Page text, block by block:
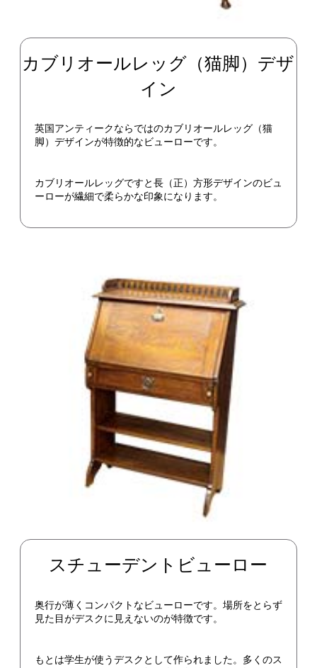
カブリオールレッグ（猫脚）デザ
イン
英国アンティークならではのカブリオールレッグ（猫
脚）デザインが特徴的なビューローです。
カブリオールレッグですと長（正）方形デザインのビュ
ーローが繊細で柔らかな印象になります。
スチューデントビューロー
奥行が薄くコンパクトなビューローです。場所をとらず
見た目がデスクに見えないのが特徴です。
もとは学生が使うデスクとして作られました。多くのス